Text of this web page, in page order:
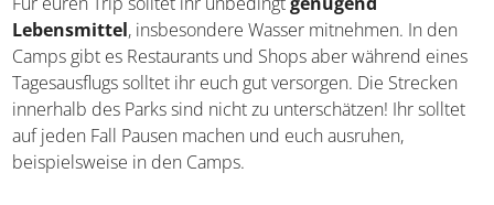
Sobald ihr im Park angekommen seid, gibt es einige
Tipps, mit denen ihr so viel wie möglich aus eurem
Aufenthalt herausholen könnt.
Für euren Trip solltet ihr unbedingtgenügend
Lebensmittel , insbesondere Wasser mitnehmen. In den